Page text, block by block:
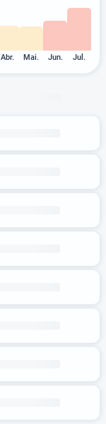
Abr. Mai. Jun. Jul.